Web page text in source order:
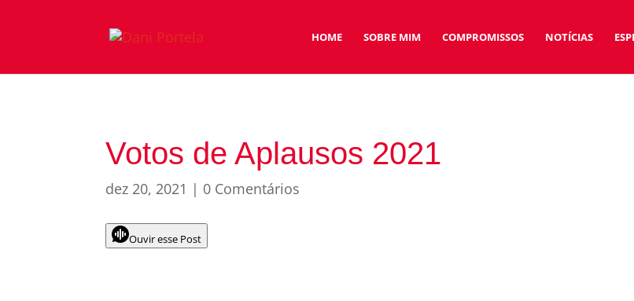
HOME SOBRE MIM COMPROMISSOS NOTÍCIAS
Votos de Aplausos 2021
dez 20, 2021 | 0 Comentários
Ouvir esse Post